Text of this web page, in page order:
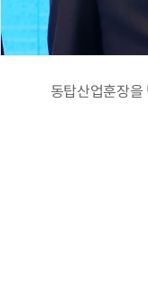
동탑산업훈장